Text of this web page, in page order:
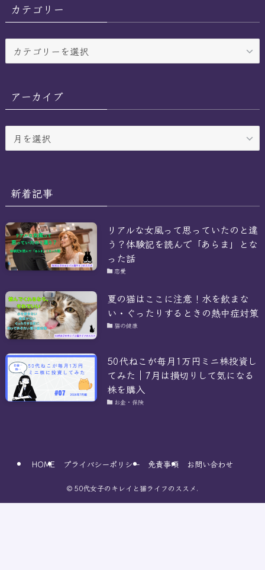
カテゴリー
テ
ー
アーカイブ
ー
ブ
新着記事
リアルな女風って思っていたのと違
う？体験記を読んで「あらま」とな
った話
恋愛
夏の猫はここに注意！水を飲まな
い・ぐったりするときの熱中症対策
猫の健康
50代ねこが毎月1万円ミニ株投資し
てみた｜7月は損切りして気になる
株を購入
お金・保険
HOME プライバシーポリシー 免責事項 お問い合わせ
© 50代女子のキレイと猫ライフのススメ.